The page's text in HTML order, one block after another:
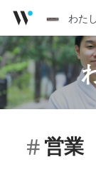
わた
営業